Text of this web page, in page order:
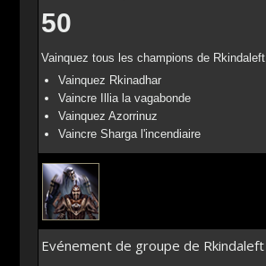
50
Vainquez tous les champions de Rkindaleft
Vainquez Rkinadhar
Vaincre Illia la vagabonde
Vainquez Azorrinuz
Vaincre Sharga l'incendiaire
Evénement de groupe de Rkindaleft